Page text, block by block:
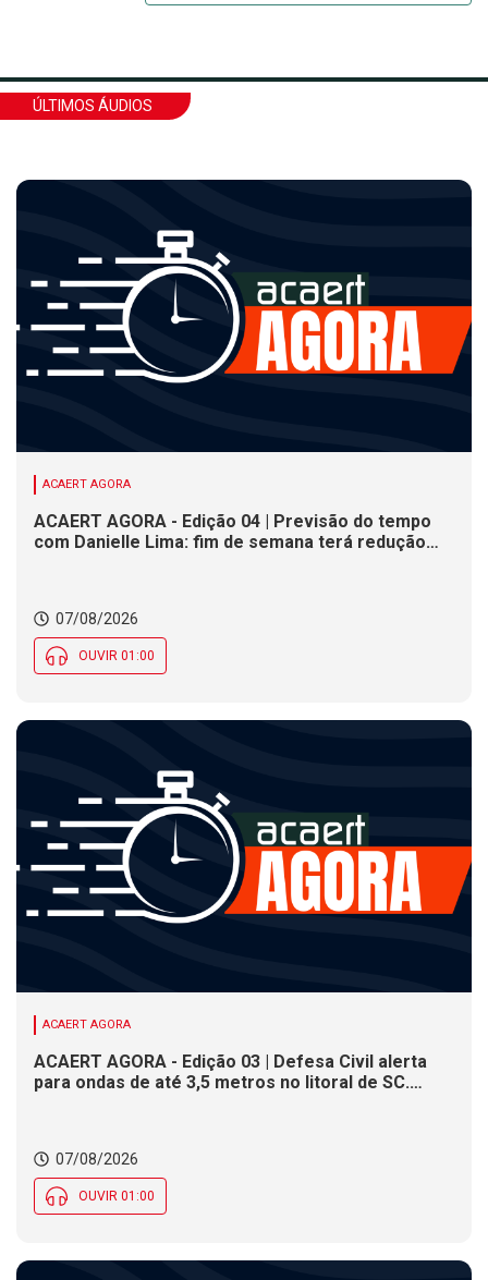
ÚLTIMOS ÁUDIOS
ACAERT AGORA
ACAERT AGORA - Edição 04 | Previsão do tempo
com Danielle Lima: fim de semana terá redução
07/08/2026
OUVIR 01:00
ACAERT AGORA
ACAERT AGORA - Edição 03 | Defesa Civil alerta
para ondas de até 3,5 metros no litoral de SC.
07/08/2026
OUVIR 01:00